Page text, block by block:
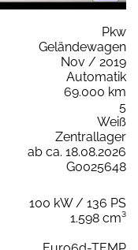
Pkw
Geländewagen
Nov / 2019
Automatik
69.000 km
5
Weiß
Zentrallager
ab ca. 18.08.2026
G0025648
100 kW / 136 PS
1.598 cm³